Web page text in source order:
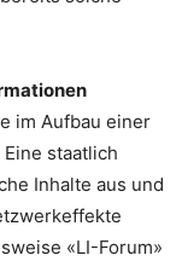
im Aufbau einer
staatlich
Inhalte aus und
«LI-Forum»